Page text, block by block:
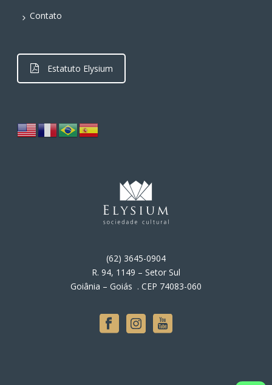
Contato
Estatuto Elysium
(62) 3645-0904
R. 94, 1149 – Setor Sul
Goiânia – Goiás . CEP 74083-060